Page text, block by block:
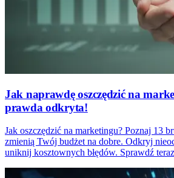
Jak naprawdę oszczędzić na
prawda odkryta!
Jak oszczędzić na marketingu? Poznaj 13
zmienią Twój budżet na dobre. Odkryj
uniknij kosztownych błędów. Sprawdź